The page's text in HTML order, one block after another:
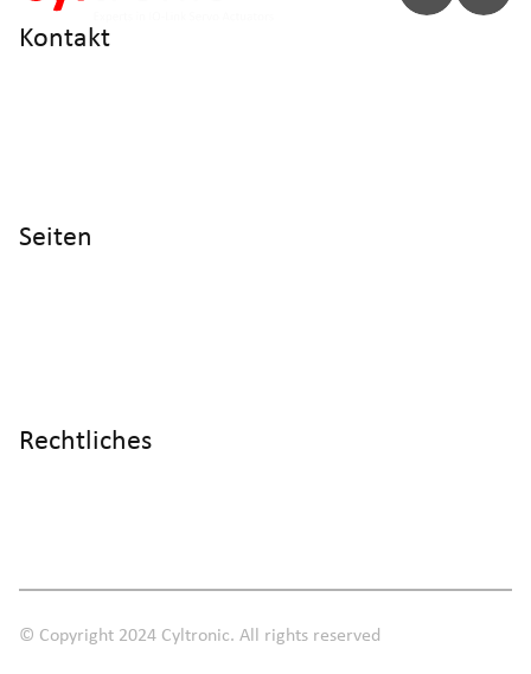
Kontakt
Seiten
Rechtliches
© Copyright 2024 Cyltronic. All rights reserved